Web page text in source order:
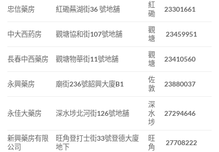
忠信藥房 紅磡蕪湖街36 號地舖
紅
磡
23301661
中大西葯房 觀塘協和街107號地舖
觀
塘
23459951
長春中西藥房 觀塘物華街11號地舖
觀
塘
23410560
永興藥房 廟街236號韶興大廈B1
佐
敦
23880037
永佳大藥房 深水埗北河街126號地舖
深
水
埗
27294646
新興藥房有限
公司
旺角登打士街33號登德大廈
地下
旺
角
27708222